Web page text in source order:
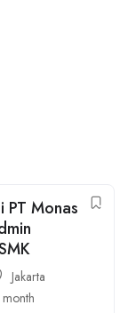
PT Monas
Jakarta